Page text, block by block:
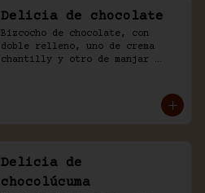
Delicia de chocolate
Bizcocho de chocolate, con
doble relleno, uno de crema
chantilly y otro de manjar
Delicia de
chocolúcuma